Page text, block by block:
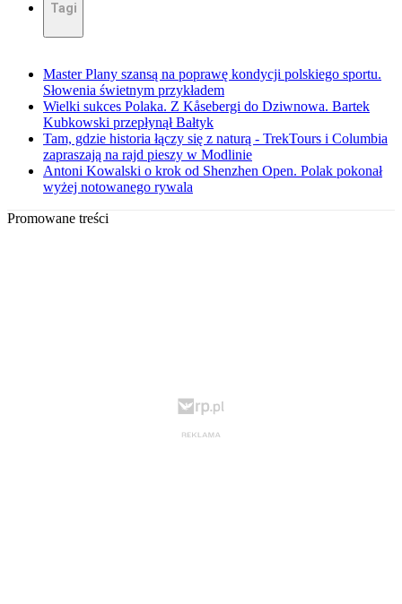
Tagi
Master Plany szansą na poprawę kondycji polskiego sportu.
Słowenia świetnym przykładem
Wielki sukces Polaka. Z Kåsebergi do Dziwnowa. Bartek
Kubkowski przepłynął Bałtyk
Tam, gdzie historia łączy się z naturą - TrekTours i Columbia
zapraszają na rajd pieszy w Modlinie
Antoni Kowalski o krok od Shenzhen Open. Polak pokonał
wyżej notowanego rywala
Promowane treści